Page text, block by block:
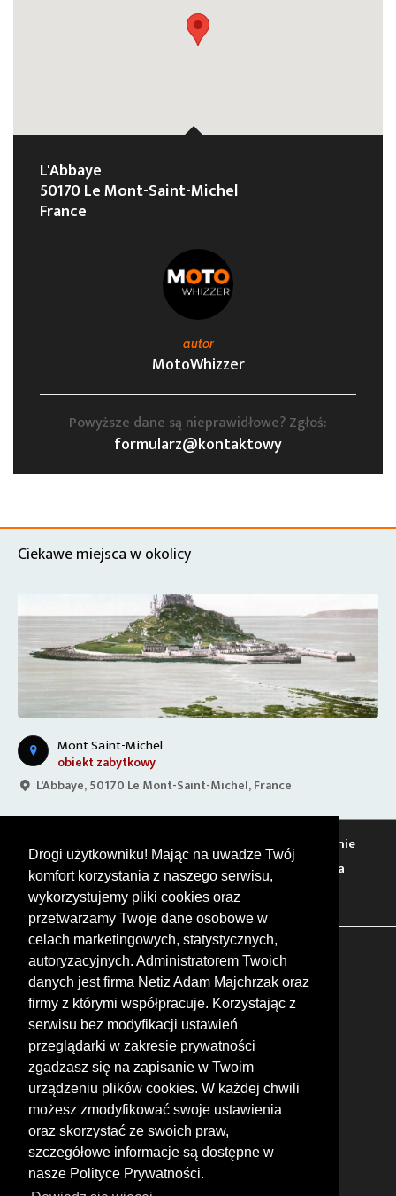
Drogi użytkowniku! Mając na uwadze Twój
komfort korzystania z naszego serwisu,
wykorzystujemy pliki cookies oraz
przetwarzamy Twoje dane osobowe w
celach marketingowych, statystycznych,
autoryzacyjnych. Administratorem Twoich
danych jest firma Netiz Adam Majchrzak oraz
firmy z którymi współpracuje. Korzystając z
serwisu bez modyfikacji ustawień
przeglądarki w zakresie prywatności
zgadzasz się na zapisanie w Twoim
urządzeniu plików cookies. W każdej chwili
możesz zmodyfikować swoje ustawienia
oraz skorzystać ze swoich praw,
szczegółowe informacje są dostępne w
nasze Polityce Prywatności.
L'Abbaye
50170 Le Mont-Saint-Michel
France
autor
MotoWhizzer
Powyższe dane są nieprawidłowe? Zgłoś:
formularz@kontaktowy
Ciekawe miejsca w okolicy
Mont Saint-Michel
obiekt zabytkowy
L'Abbaye, 50170 Le Mont-Saint-Michel, France
Warto zobaczyć Serwisy Stacje paliw
Jedzenie
Bary Zakwaterowanie Tory Zloty Rajdy
Spotkania
Targi Giełdy Szkolenia
FOLLOW US
© 2026 by MotoWhizzer.com
All rights reserved.
KONTAKT
ul. Chopina 16, I piętro